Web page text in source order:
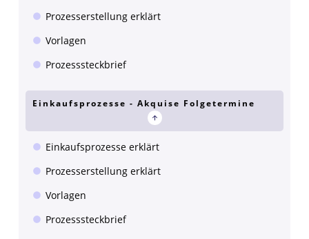
Prozesserstellung erklärt
Vorlagen
Prozesssteckbrief
Einkaufsprozesse - Akquise Folgetermine
Einkaufsprozesse erklärt
Prozesserstellung erklärt
Vorlagen
Prozesssteckbrief